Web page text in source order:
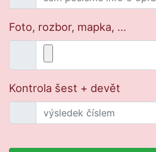
Foto, rozbor, mapka, ...
Kontrola šest + devět